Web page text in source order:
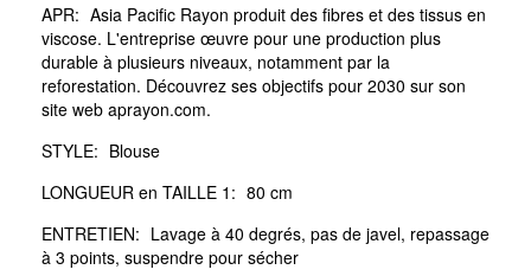
APR: Asia Pacific Rayon produit des fibres et des tissus en
viscose. L'entreprise œuvre pour une production plus
durable à plusieurs niveaux, notamment par la
reforestation. Découvrez ses objectifs pour 2030 sur son
site web aprayon.com.
STYLE: Blouse
LONGUEUR en TAILLE 1: 80 cm
ENTRETIEN: Lavage à 40 degrés, pas de javel, repassage
à 3 points, suspendre pour sécher